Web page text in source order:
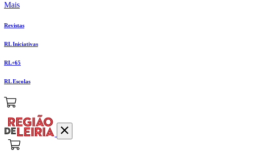
Mais
Revistas
RL Iniciativas
RL+65
RL Escolas